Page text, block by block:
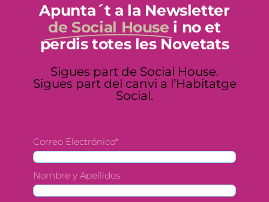
Apunta´t a la Newsletter
de Social House i no et
perdis totes les Novetats
Sigues part de Social House.
Sigues part del canvi a l’Habitatge
Social.
Correo Electrónico*
Nombre y Apellidos